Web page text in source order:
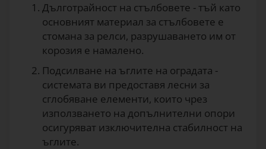
Дълготрайност на стълбовете - тъй като
основният материал за стълбовете е
стомана за релси, разрушаването им от
корозия е намалено.
Подсилване на ъглите на оградата -
системата ви предоставя лесни за
сглобяване елементи, които чрез
използването на допълнителни опори
осигуряват изключителна стабилност на
ъглите.